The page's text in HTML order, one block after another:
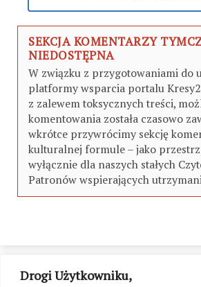
Drogi Użytkowniku,
SEKCJA KOMENTARZY
NIEDOSTĘPNA
W związku z przygotowaniami do
platformy wsparcia portalu
z zalewem toksycznych treści,
komentowania została czasowo
wkrótce przywrócimy sekcję
kulturalnej formule – jako
wyłącznie dla naszych stałych
Patronów wspierających